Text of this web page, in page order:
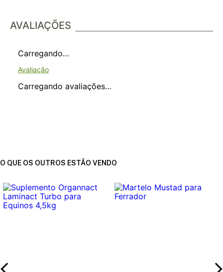
AVALIAÇÕES
Carregando…
Carregando avaliações…
O QUE OS OUTROS ESTÃO VENDO